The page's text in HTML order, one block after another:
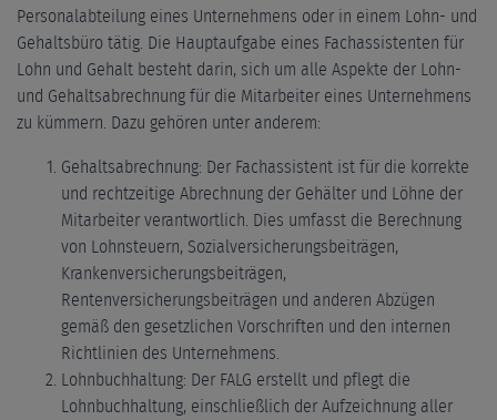
Personalabteilung eines Unternehmens oder in einem Lohn- und
Gehaltsbüro tätig. Die Hauptaufgabe eines Fachassistenten für
Lohn und Gehalt besteht darin, sich um alle Aspekte der Lohn-
und Gehaltsabrechnung für die Mitarbeiter eines Unternehmens
zu kümmern. Dazu gehören unter anderem:
Gehaltsabrechnung: Der Fachassistent ist für die korrekte
und rechtzeitige Abrechnung der Gehälter und Löhne der
Mitarbeiter verantwortlich. Dies umfasst die Berechnung
von Lohnsteuern, Sozialversicherungsbeiträgen,
Krankenversicherungsbeiträgen,
Rentenversicherungsbeiträgen und anderen Abzügen
gemäß den gesetzlichen Vorschriften und den internen
Richtlinien des Unternehmens.
Lohnbuchhaltung: Der FALG erstellt und pflegt die
Lohnbuchhaltung, einschließlich der Aufzeichnung aller